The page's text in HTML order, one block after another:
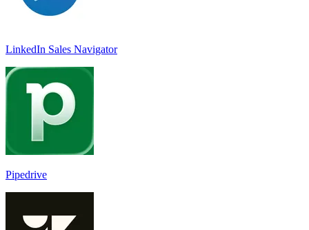
LinkedIn Sales Navigato‪r
Pipedrive